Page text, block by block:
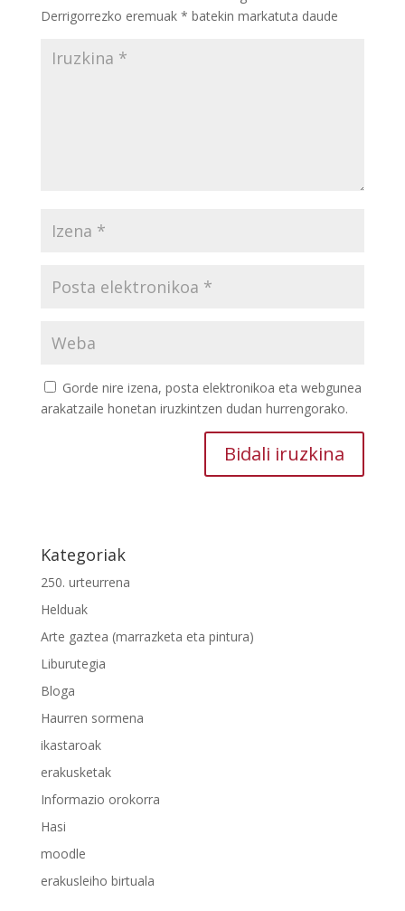
Derrigorrezko eremuak * batekin markatuta daude
Gorde nire izena, posta elektronikoa eta webgunea
arakatzaile honetan iruzkintzen dudan hurrengorako.
Kategoriak
250. urteurrena
Helduak
Arte gaztea (marrazketa eta pintura)
Liburutegia
Bloga
Haurren sormena
ikastaroak
erakusketak
Informazio orokorra
Hasi
moodle
erakusleiho birtuala